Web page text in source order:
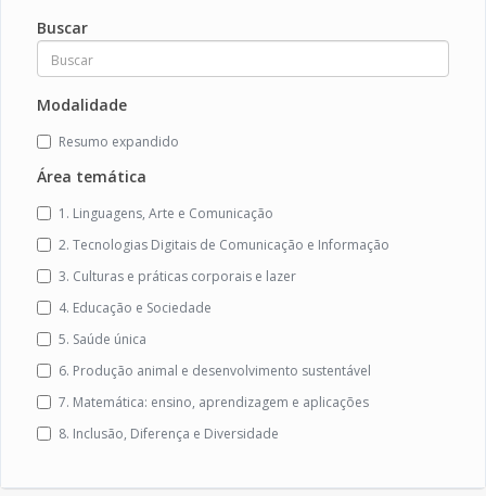
Buscar
Modalidade
Resumo expandido
Área temática
1. Linguagens, Arte e Comunicação
2. Tecnologias Digitais de Comunicação e Informação
3. Culturas e práticas corporais e lazer
4. Educação e Sociedade
5. Saúde única
6. Produção animal e desenvolvimento sustentável
7. Matemática: ensino, aprendizagem e aplicações
8. Inclusão, Diferença e Diversidade